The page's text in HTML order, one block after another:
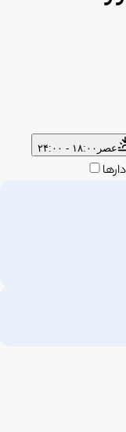
عصر ۱۸:۰۰ - ۲۴:۰۰